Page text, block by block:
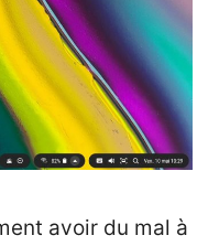
avoir du mal à